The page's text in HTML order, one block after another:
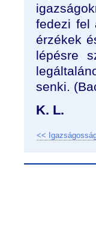
fedezi fel
érzékek
lépésre
senki.
K. L.
<<